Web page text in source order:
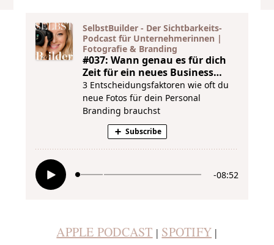
APPLE PODCAST | SPOTIFY |